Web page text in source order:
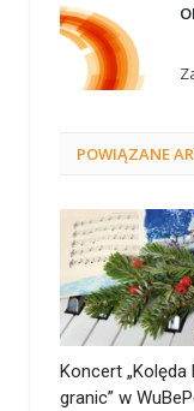
POWIĄZANE
Koncert „Kolęda
granic” w